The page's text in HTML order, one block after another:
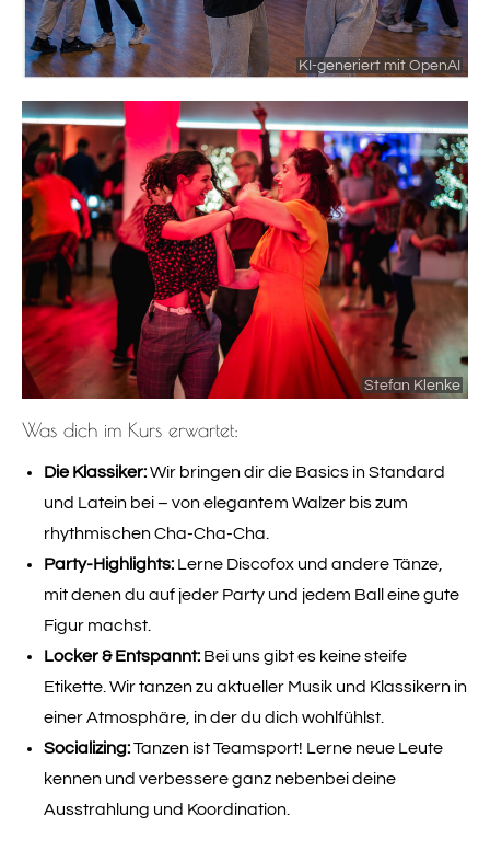
KI-generiert mit OpenAI
Stefan Klenke
Was dich im Kurs erwartet:
Die Klassiker:Wir bringen dir die Basics in Standard
und Latein bei – von elegantem Walzer bis zum
rhythmischen Cha-Cha-Cha.
Party-Highlights: Lerne Discofox und andere Tänze,
mit denen du auf jeder Party und jedem Ball eine gute
Figur machst.
Locker & Entspannt: Bei uns gibt es keine steife
Etikette. Wir tanzen zu aktueller Musik und Klassikern in
einer Atmosphäre, in der du dich wohlfühlst.
Socializing:Tanzen ist Teamsport! Lerne neue Leute
kennen und verbessere ganz nebenbei deine
Ausstrahlung und Koordination.